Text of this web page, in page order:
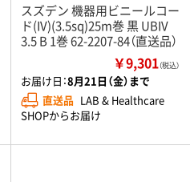
スズデン 機器用ビニールコー
ド(IV)(3.5sq)25m巻 黒 UBIV
3.5 B 1巻 62-2207-84（直送品）
￥9,301（税込）
お届け日：8月21日（金）まで
直送品 LAB & Healthcare
SHOPからお届け